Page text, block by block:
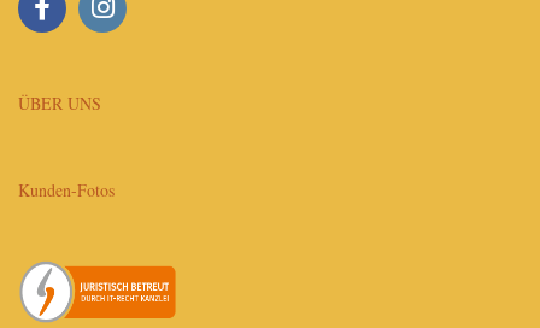
ÜBER UNS
Kunden-Fotos